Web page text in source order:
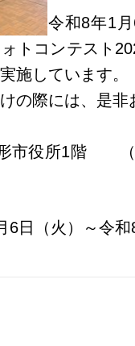
令和8年1
トコンテスト
施しています。
の際には、是非
形市役所1階 （
日（火）～令和